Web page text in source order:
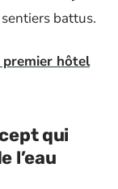
battus.
hôtel
qui
l’eau